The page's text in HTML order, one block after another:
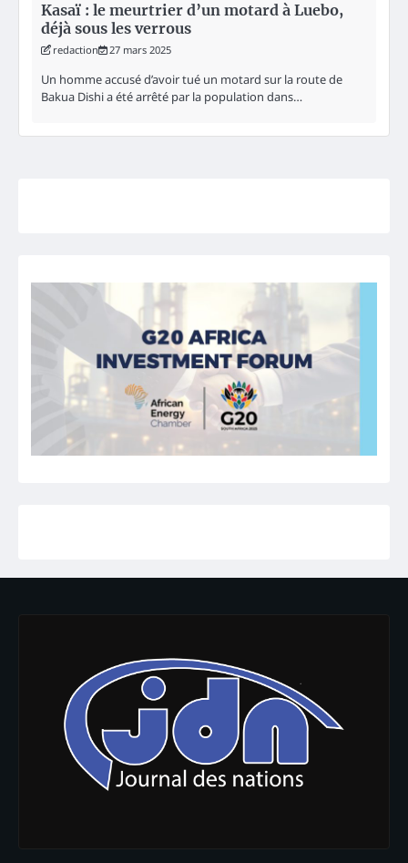
Kasaï : le meurtrier d’un motard à Luebo,
déjà sous les verrous
redaction 27 mars 2025
Un homme accusé d’avoir tué un motard sur la route de
Bakua Dishi a été arrêté par la population dans…